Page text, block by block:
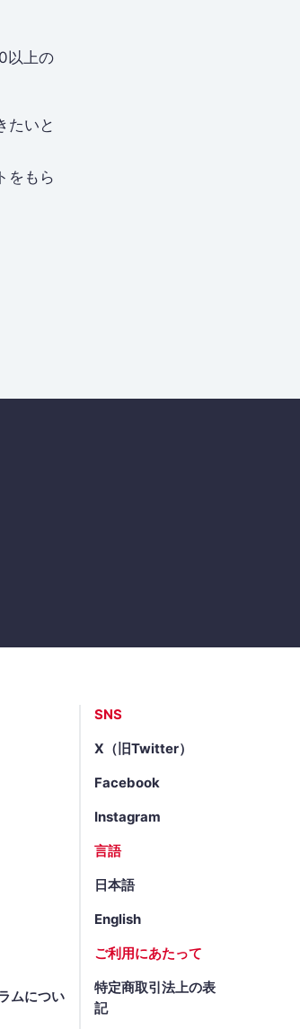
以上の
たいと
をもら
ムについ
SNS
X（旧Twitter）
Facebook
Instagram
言語
日本語
English
ご利用にあたって
特定商取引法上の表
記